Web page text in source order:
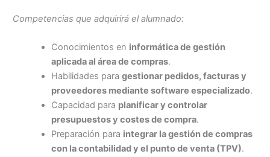
Competencias que adquirirá el alumnado:
Conocimientos en informática de gestión
aplicada al área de compras.
Habilidades para gestionar pedidos, facturas y
proveedores mediante software especializado.
Capacidad para planificar y controlar
presupuestos y costes de compra.
Preparación para integrar la gestión de compras
con la contabilidad y el punto de venta (TPV).